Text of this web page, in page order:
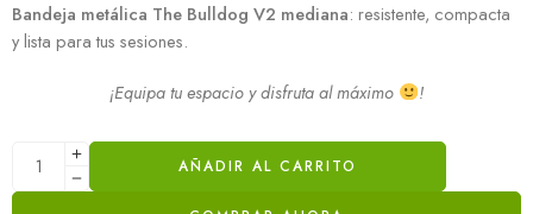
Bandeja metálica The Bulldog V2 mediana: resistente, compacta
y lista para tus sesiones.
¡Equipa tu espacio y disfruta al máximo !
AÑADIR AL CARRITO